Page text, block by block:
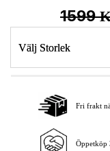
1599
Välj Storlek
Fri frakt
Öppetköp